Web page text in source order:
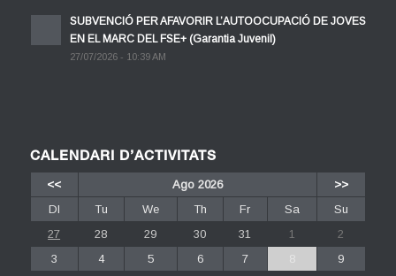
SUBVENCIÓ PER AFAVORIR L’AUTOOCUPACIÓ DE JOVES
EN EL MARC DEL FSE+ (Garantia Juvenil)
27/07/2026 - 10:39 AM
CALENDARI D’ACTIVITATS
<< Ago 2026
>>
Dl
Tu We Th Fr Sa
Su
27
28 29 30 31 1
2
3
4 5 6 7 8
9